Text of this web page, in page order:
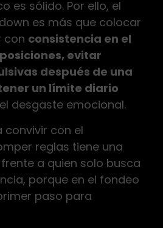
es sólido. Por ello, el
es más que colocar
con consistencia en el
evitar
después de una
un límite diario
desgaste emocional.
convivir con el
reglas tiene una
a quien solo busca
porque en el fondeo
paso para